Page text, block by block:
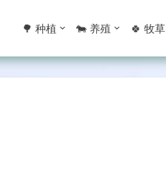
🌳 种植 🐄 养殖 🍀 牧草